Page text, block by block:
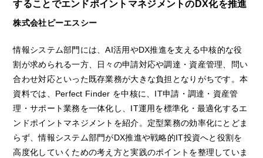
することでエンドポイントマネジメントのDX化を推進
株式会社ピーエスシー
情報システム部門には、AI活用やDX推進を支える中核的な役
割が求められる一方、日々の申請対応や調達・資産管理、問い
合わせ対応といった既存業務が大きな負担となりがちです。本
資料では、Perfect Finder を中核に、IT申請・調達・資産管
理・サポート業務を一体化し、IT運用を標準化・最適化するエ
ンドポイントマネジメントを紹介。定型業務の効率化にとどま
らず、情報システム部門がDX推進や戦略的IT投資へと役割を
高度化していくための考え方と実践のポイントを整理していま